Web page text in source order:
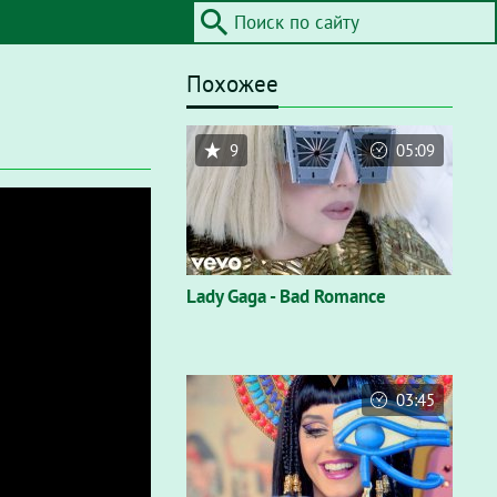
Похожее
Lady Gaga - Bad Romance
9 05:09
03:45